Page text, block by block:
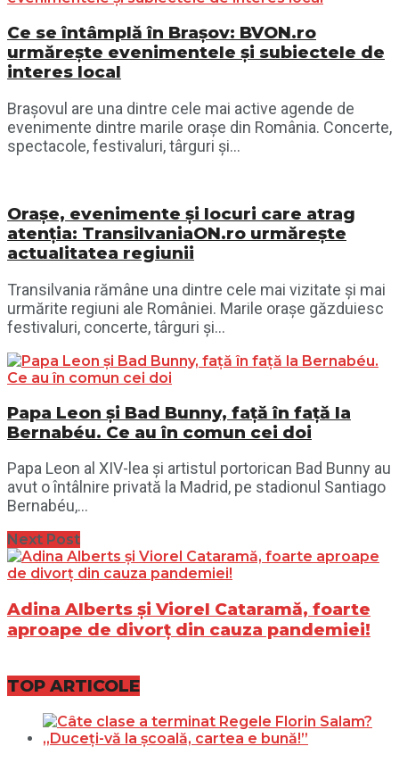
Ce se întâmplă în Brașov: BVON.ro
urmărește evenimentele și subiectele de
interes local
Brașovul are una dintre cele mai active agende de
evenimente dintre marile orașe din România. Concerte,
spectacole, festivaluri, târguri și...
Orașe, evenimente și locuri care atrag
atenția: TransilvaniaON.ro urmărește
actualitatea regiunii
Transilvania rămâne una dintre cele mai vizitate și mai
urmărite regiuni ale României. Marile orașe găzduiesc
festivaluri, concerte, târguri și...
Papa Leon și Bad Bunny, față în față la
Bernabéu. Ce au în comun cei doi
Papa Leon al XIV-lea și artistul portorican Bad Bunny au
avut o întâlnire privată la Madrid, pe stadionul Santiago
Bernabéu,...
Next Post
Adina Alberts și Viorel Cataramă, foarte
aproape de divorț din cauza pandemiei!
TOP ARTICOLE